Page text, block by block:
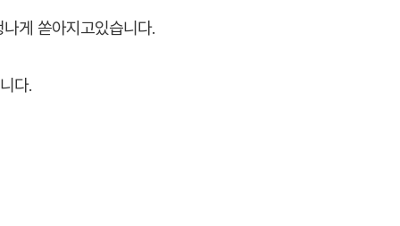
게 쏟아지고있습니다.
다.